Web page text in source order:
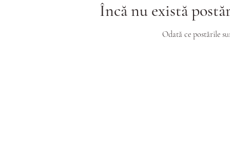
Încă nu există
Odată ce postările